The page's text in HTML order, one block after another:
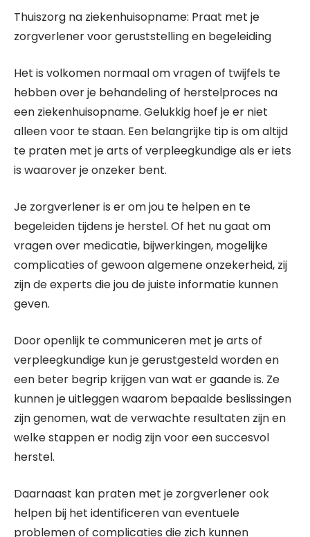
Thuiszorg na ziekenhuisopname: Praat met je
zorgverlener voor geruststelling en begeleiding
Het is volkomen normaal om vragen of twijfels te
hebben over je behandeling of herstelproces na
een ziekenhuisopname. Gelukkig hoef je er niet
alleen voor te staan. Een belangrijke tip is om altijd
te praten met je arts of verpleegkundige als er iets
is waarover je onzeker bent.
Je zorgverlener is er om jou te helpen en te
begeleiden tijdens je herstel. Of het nu gaat om
vragen over medicatie, bijwerkingen, mogelijke
complicaties of gewoon algemene onzekerheid, zij
zijn de experts die jou de juiste informatie kunnen
geven.
Door openlijk te communiceren met je arts of
verpleegkundige kun je gerustgesteld worden en
een beter begrip krijgen van wat er gaande is. Ze
kunnen je uitleggen waarom bepaalde beslissingen
zijn genomen, wat de verwachte resultaten zijn en
welke stappen er nodig zijn voor een succesvol
herstel.
Daarnaast kan praten met je zorgverlener ook
helpen bij het identificeren van eventuele
problemen of complicaties die zich kunnen